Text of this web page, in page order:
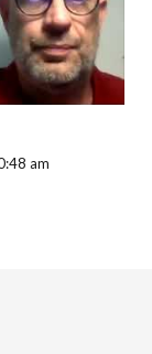
am